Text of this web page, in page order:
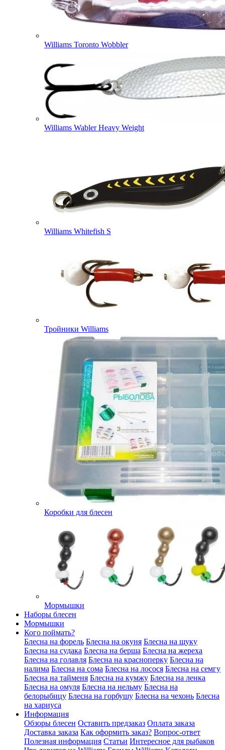
Williams Toronto Wobbler
Williams Wabler Heavy Weight
Williams Whitefish S
Тройники Williams
Коробки для блесен
Мормышки
Наборы блесен
Мормышки
Кого поймать?
Блесна на форель Блесна на окуня Блесна на щуку
Блесна на судака Блесна на берша Блесна на жереха
Блесна на голавля Блесна на красноперку Блесна на
налима Блесна на сома Блесна на лосося Блесна на семгу
Блесна на тайменя Блесна на кумжу Блесна на ленка
Блесна на омуля Блесна на нельму Блесна на
белорыбицу Блесна на горбушу Блесна на чехонь Блесна
на хариуса
Информация
Обзоры блесен Оставить предзаказ Оплата заказа
Доставка заказа Как оформить заказ? Вопрос-ответ
Полезная информация Статьи Интересное для рыбаков